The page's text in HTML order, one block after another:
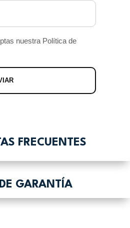
nuestra Política de
FRECUENTES
GARANTÍA